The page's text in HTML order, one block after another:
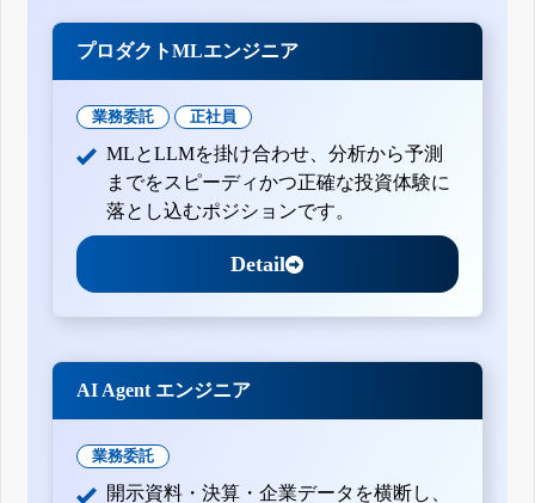
プロダクトMLエンジニア
業務委託 正社員
MLとLLMを掛け合わせ、分析から予測
までをスピーディかつ正確な投資体験に
落とし込むポジションです。
Detail
AI Agent エンジニア
業務委託
開示資料・決算・企業データを横断し、